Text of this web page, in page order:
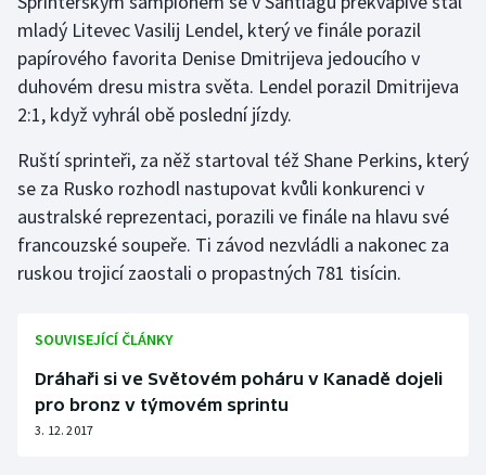
mladý Litevec Vasilij Lendel, který ve finále porazil
papírového favorita Denise Dmitrijeva jedoucího v
duhovém dresu mistra světa. Lendel porazil Dmitrijeva
2:1, když vyhrál obě poslední jízdy.
Ruští sprinteři, za něž startoval též Shane Perkins, který
se za Rusko rozhodl nastupovat kvůli konkurenci v
australské reprezentaci, porazili ve finále na hlavu své
francouzské soupeře. Ti závod nezvládli a nakonec za
ruskou trojicí zaostali o propastných 781 tisícin.
SOUVISEJÍCÍ ČLÁNKY
Dráhaři si ve Světovém poháru v Kanadě dojeli
pro bronz v týmovém sprintu
3. 12. 2017